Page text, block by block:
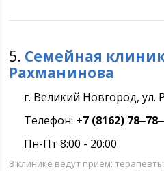
5. Семейная
Рахманинова
г. Великий Новгород, ул.
Телефон: +7 (8162)
Пн-Пт 8:00 - 20:00
В клинике ведут прием: